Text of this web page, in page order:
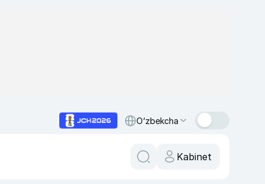
O‘zbekcha
Kabinet